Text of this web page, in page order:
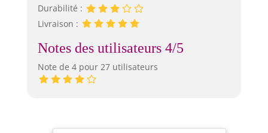
Durabilité :
Livraison :
Notes des utilisateurs 4/5
Note de 4 pour 27 utilisateurs